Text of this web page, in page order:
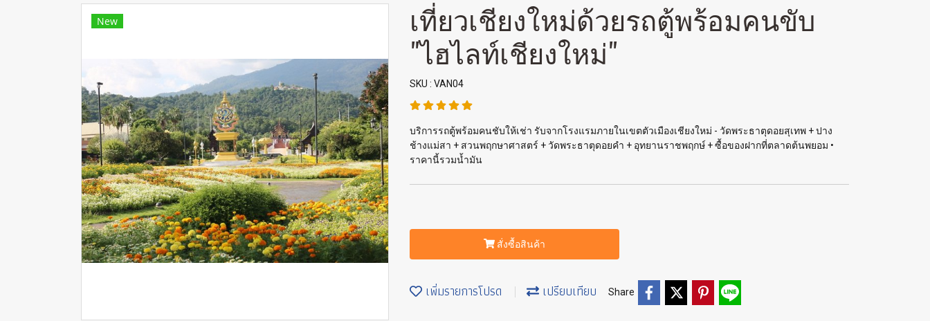
New
เที่ยวเชียงใหม่ด้วยรถตู้พร้อมคนขับ
"ไฮไลท์เชียงใหม่"
SKU : VAN04
บริการรถตู้พร้อมคนชับให้เช่า รับจากโรงแรมภายในเขตตัวเมืองเชียงใหม่ - วัดพระธาตุดอยสุเทพ + ปาง
ช้างแม่สา + สวนพฤกษาศาสตร์ + วัดพระธาตุดอยคำ + อุทยานราชพฤกษ์ + ซื้อของฝากที่ตลาดต้นพยอม •
ราคานี้รวมน้ำมัน
สั่งซื้อสินค้า
เพิ่มรายการโปรด เปรียบเทียบ Share